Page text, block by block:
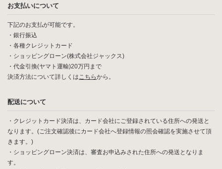
お支払いについて
下記のお支払が可能です。
・銀行振込
・各種クレジットカード
・ショッピングローン(株式会社ジャックス)
・代金引換(ヤマト運輸)20万円まで
決済方法について詳しくはこちらから。
配送について
・クレジットカード決済は、カード会社にご登録されている住所への発送と
なります。(ご注文確認後にカード会社へ登録情報の照会確認を実施させて頂
きます。)
・ショッピングローン決済は、審査お申込みされた住所への発送となりま
す。